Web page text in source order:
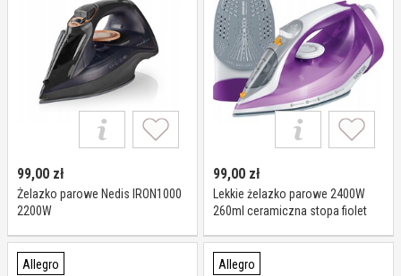
99,00 zł
Żelazko parowe Nedis IRON1000
2200W
99,00 zł
Lekkie żelazko parowe 2400W
260ml ceramiczna stopa fiolet
Allegro Allegro